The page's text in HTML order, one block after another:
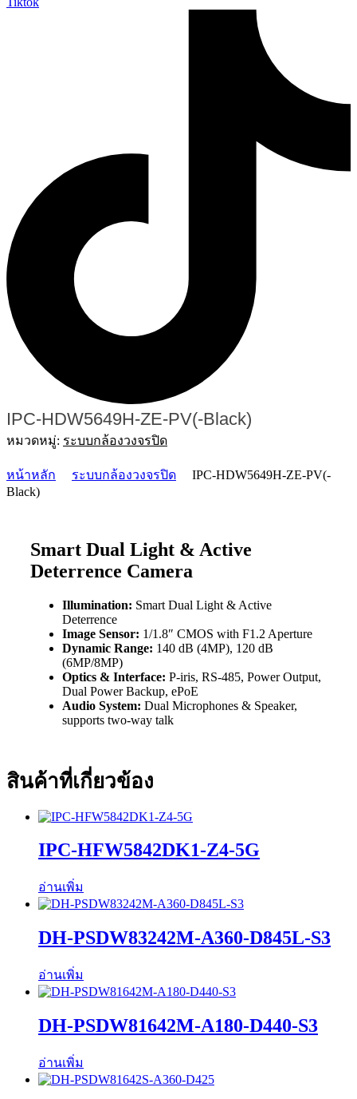
IPC-HDW5649H-ZE-PV(-Black)
หมวดหมู่: ระบบกล้องวงจรปิด
หน้าหลัก ระบบกล้องวงจรปิด
IPC-HDW5649H-ZE-PV(-
Black)
Smart Dual Light & Active
Deterrence Camera
Illumination: Smart Dual Light & Active
Deterrence
Image Sensor: 1/1.8″ CMOS with F1.2 Aperture
Dynamic Range: 140 dB (4MP), 120 dB
(6MP/8MP)
Optics & Interface: P-iris, RS-485, Power Output,
Dual Power Backup, ePoE
Audio System: Dual Microphones & Speaker,
supports two-way talk
สินค้าที่เกี่ยวข้อง
IPC-HFW5842DK1-Z4-5G
อ่านเพิ่ม
DH-PSDW83242M-A360-D845L-S3
อ่านเพิ่ม
DH-PSDW81642M-A180-D440-S3
อ่านเพิ่ม